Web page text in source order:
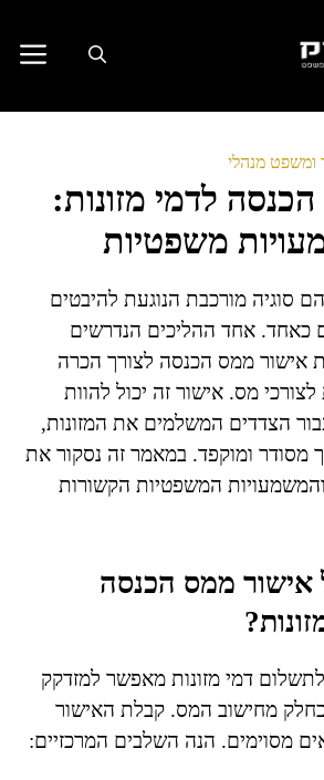
ומשפט מנהלי
לדמי מזונות:
משפטיות
סוגיה מורכבת הנוגעת להיבטים
כאחד. אחד ההליכים הנדרשים
אישור ממס הכנסה לצורך הכרה
לצורכי מס. אישור זה יכול להוות
הצדדים המשלמים את המזונות,
מסודר ומוקפד. במאמר זה נסקור את
המשפטיות הקשורות
אישור ממס הכנסה
דמי מזונות מאפשר למזדקק
מחישוב המס. קבלת האישור
מסוימים. הנה השלבים המרכזיים: